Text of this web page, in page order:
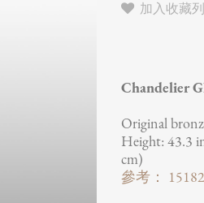
加入收藏
Chandelier
Original
Height: 43.3
cm)
參考： 15182